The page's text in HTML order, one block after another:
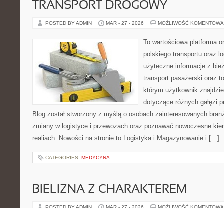
TRANSPORT DROGOWY
POSTED BY ADMIN MAR - 27 - 2026 MOŻLIWOŚĆ
To wartościowa platforma
polskiego transportu oraz
użyteczne informacje z
transport pasażerski oraz
którym użytkownik
dotyczące różnych gałęzi
Blog został stworzony z myślą o osobach zainteresowanych
zmiany w logistyce i przewozach oraz poznawać nowoczesne
realiach. Nowości na stronie to Logistyka i Magazynowanie i […]
CATEGORIES: MEDYCYNA
BIELIZNA Z CHARAKTEREM